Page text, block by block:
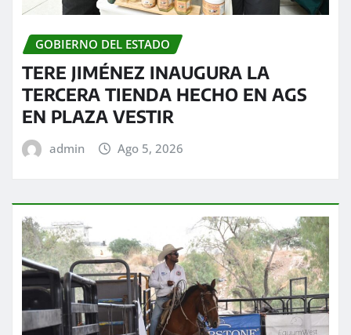
GOBIERNO DEL ESTADO
TERE JIMÉNEZ INAUGURA LA
TERCERA TIENDA HECHO EN AGS
EN PLAZA VESTIR
admin Ago 5, 2026